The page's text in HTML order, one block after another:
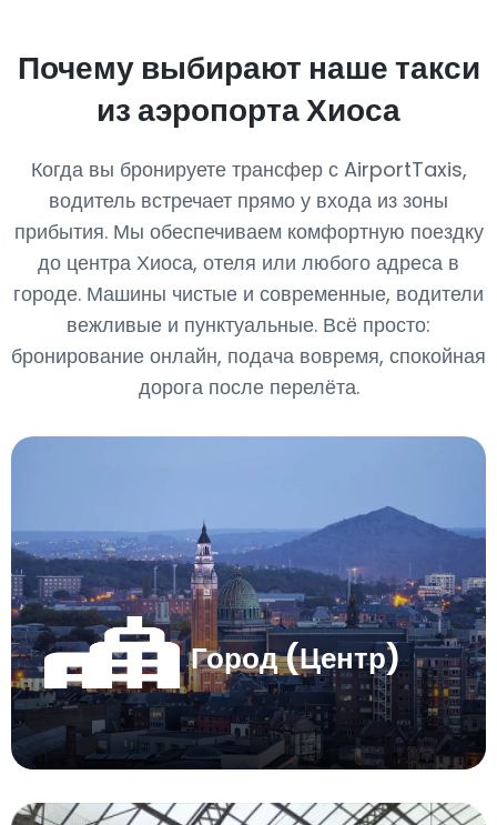
Почему выбирают наше такси
из аэропорта Хиоса
Когда вы бронируете трансфер с AirportTaxis,
водитель встречает прямо у входа из зоны
прибытия. Мы обеспечиваем комфортную поездку
до центра Хиоса, отеля или любого адреса в
городе. Машины чистые и современные, водители
вежливые и пунктуальные. Всё просто:
бронирование онлайн, подача вовремя, спокойная
дорога после перелёта.
Город (Центр)